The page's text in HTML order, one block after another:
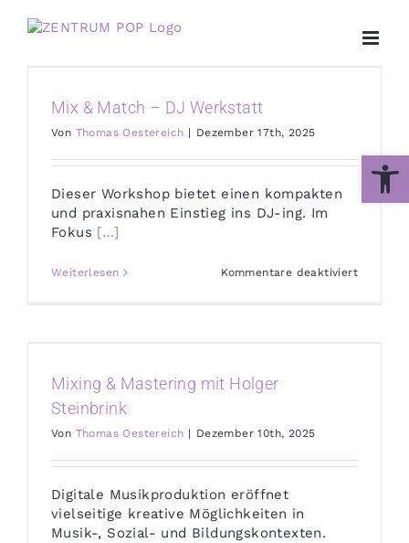
Inhalt
Mix & Match – DJ Werkstatt
Von Thomas Oestereich | Dezember 17th, 2025
Dieser Workshop bietet einen kompakten
und praxisnahen Einstieg ins DJ-ing. Im
Fokus […]
Weiterlesen Kommentare deaktiviertfür
Mixing & Mastering mit Holger
Steinbrink
Von Thomas Oestereich | Dezember 10th, 2025
Digitale Musikproduktion eröffnet
vielseitige kreative Möglichkeiten in
Musik-, Sozial- und Bildungskontexten.